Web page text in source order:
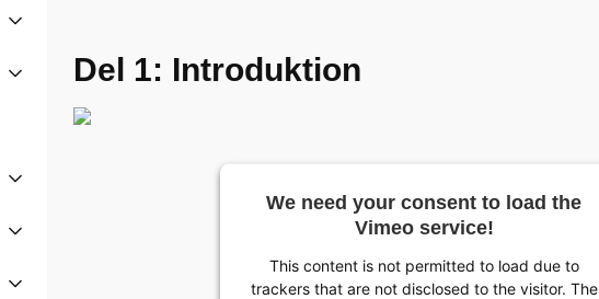
Del 1: Introduktion
We need your consent to load the
Vimeo service!
This content is not permitted to load due to
trackers that are not disclosed to the visitor. The